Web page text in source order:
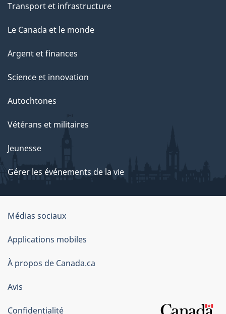
Transport et infrastructure
Le Canada et le monde
Argent et finances
Science et innovation
Autochtones
Vétérans et militaires
Jeunesse
Gérer les événements de la vie
Organisation
du
gouvernement
du
Canada
Médias sociaux
Applications mobiles
À propos de Canada.ca
Avis
Confidentialité